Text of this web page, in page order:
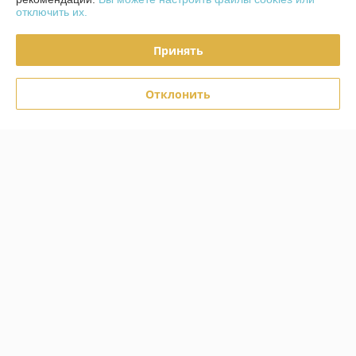
Полная версия сайта
Политика обработки cookies
отключить их.
Принять
Отклонить